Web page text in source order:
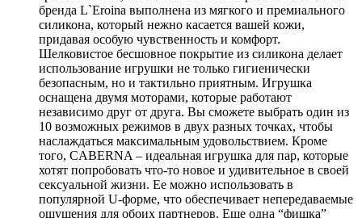
бренда L`Eroina выполнена из мягкого и премиального
силикона, который нежно касается вашей кожи,
придавая особую чувственность и комфорт.
Шелковистое бесшовное покрытие из силикона делает
использование игрушки не только гигиенически
безопасным, но и тактильно приятным. Игрушка
оснащена двумя моторами, которые работают
независимо друг от друга. Вы сможете выбрать один из
10 возможных режимов в двух разных точках, чтобы
наслаждаться максимальным удовольствием. Кроме
того, CABERNA – идеальная игрушка для пар, которые
хотят попробовать что-то новое и удивительное в своей
сексуальной жизни. Ее можно использовать в
популярной U-форме, что обеспечивает непередаваемые
ощущения для обоих партнеров. Еще одна “фишка”